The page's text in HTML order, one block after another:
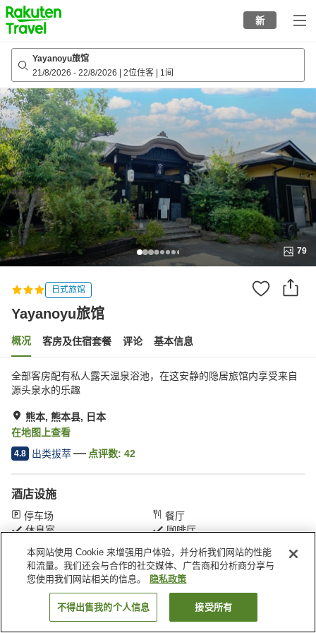
to
top
page
新
Yayanoyu旅馆
21/8/2026 - 22/8/2026 2位住客 1间
79
日式旅馆
Yayanoyu旅馆
概况 客房及住宿套餐 评论 基本信息
全部客房配有私人露天温泉浴池，在这安静的隐居旅馆内享受来自
源头泉水的乐趣
熊本, 熊本县, 日本
在地图上查看
4.8 出类拔萃 点评数: 42
酒店设施
停车场
餐厅
休息室
咖啡厅
首页 日本 熊本县 熊本 Yayanoyu旅馆
搜索客房
本网站使用 Cookie 来增强用户体验，并分析我们网站的性能
和流量。我们还会与合作的社交媒体、广告商和分析商分享与
您使用我们网站相关的信息。
隐私政策
不得出售我的个人信息 接受所有